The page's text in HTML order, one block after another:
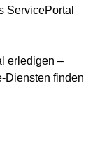
ServicePortal
erledigen –
Diensten finden